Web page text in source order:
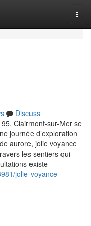
Discuss
Clairmont-sur-Mer se
journée d’exploration
aurore, jolie voyance
les sentiers qui
existe
jolie-voyance